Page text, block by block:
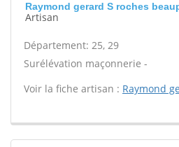
Raymond gerard S roches
Artisan
Département: 25, 29
Surélévation maçonnerie -
Voir la fiche artisan : Raymond